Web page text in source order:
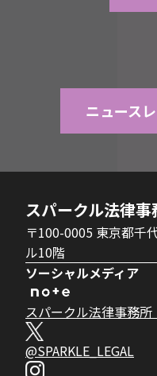
ニュース
スパークル法律事
〒100-0005 東京都千
ル10階
ソーシャルメディア
スパークル法律事務所
@SPARKLE_LEGAL